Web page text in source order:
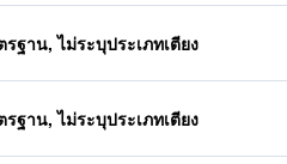
รฐาน, ไม่ระบุประเภทเตียง
รฐาน, ไม่ระบุประเภทเตียง